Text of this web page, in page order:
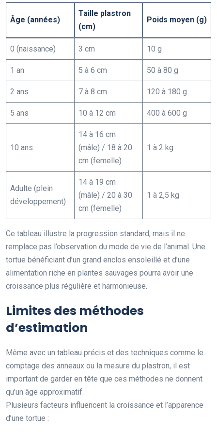
Âge (années)
Taille plastron
(cm)
Poids moyen (g)
0 (naissance) 3 cm 10 g
1 an 5 à 6 cm 50 à 80 g
2 ans 7 à 8 cm 120 à 180 g
5 ans 10 à 12 cm 400 à 600 g
10 ans
14 à 16 cm
(mâle) / 18 à 20
cm (femelle)
1 à 2 kg
Adulte (plein
développement)
14 à 19 cm
(mâle) / 20 à 30
cm (femelle)
1 à 2,5 kg
Ce tableau illustre la progression standard, mais il ne
remplace pas l’observation du mode de vie de l’animal. Une
tortue bénéficiant d’un grand enclos ensoleillé et d’une
alimentation riche en plantes sauvages pourra avoir une
croissance plus régulière et harmonieuse.
Limites des méthodes
d’estimation
Même avec un tableau précis et des techniques comme le
comptage des anneaux ou la mesure du plastron, il est
important de garder en tête que ces méthodes ne donnent
qu’un âge approximatif.
Plusieurs facteurs influencent la croissance et l’apparence
d’une tortue :